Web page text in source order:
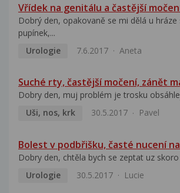
Vřídek na genitálu a častější
Dobrý den, opakovaně se mi dělá u hráze
pupínek,...
Urologie
7.6.2017 Aneta
Suché rty, častější močení, zánět
Dobry den, muj problém je trosku
Uši, nos, krk
30.5.2017 Pavel
Bolest v podbřišku, časté nucení
Dobry den, chtěla bych se zeptat uz
Urologie
30.5.2017 Lucie